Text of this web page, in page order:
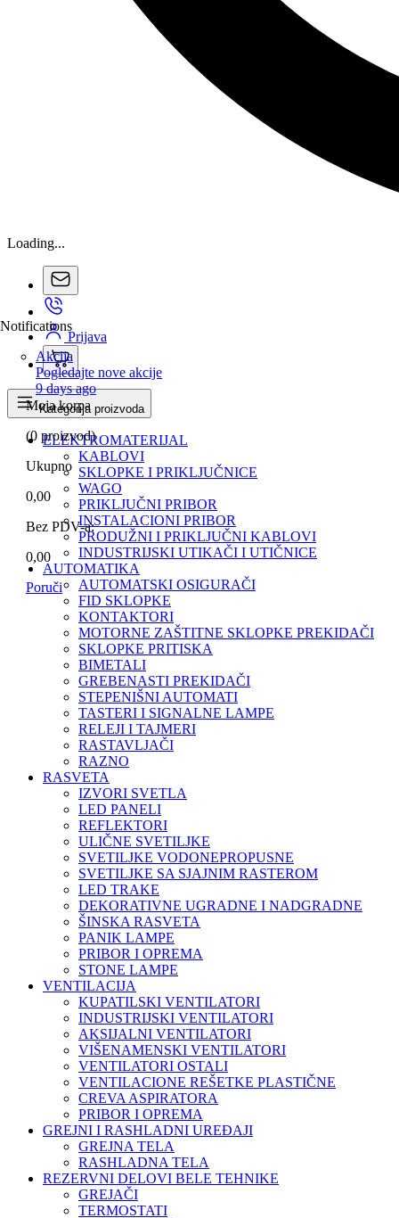
Loading...
Notifications
Akcija
Pogledajte nove akcije
9 days ago
Prijava
Moja korpa
(0 proizvod)
Ukupno
0,00
Bez PDV-a:
0,00
Poruči
Kategorija proizvoda
ELEKTROMATERIJAL
KABLOVI
SKLOPKE I PRIKLJUČNICE
WAGO
PRIKLJUČNI PRIBOR
INSTALACIONI PRIBOR
PRODUŽNI I PRIKLJUČNI KABLOVI
INDUSTRIJSKI UTIKAČI I UTIČNICE
AUTOMATIKA
AUTOMATSKI OSIGURAČI
FID SKLOPKE
KONTAKTORI
MOTORNE ZAŠTITNE SKLOPKE PREKIDAČI
SKLOPKE PRITISKA
BIMETALI
GREBENASTI PREKIDAČI
STEPENIŠNI AUTOMATI
TASTERI I SIGNALNE LAMPE
RELEJI I TAJMERI
RASTAVLJAČI
RAZNO
RASVETA
IZVORI SVETLA
LED PANELI
REFLEKTORI
ULIČNE SVETILJKE
SVETILJKE VODONEPROPUSNE
SVETILJKE SA SJAJNIM RASTEROM
LED TRAKE
DEKORATIVNE UGRADNE I NADGRADNE
ŠINSKA RASVETA
PANIK LAMPE
PRIBOR I OPREMA
STONE LAMPE
VENTILACIJA
KUPATILSKI VENTILATORI
INDUSTRIJSKI VENTILATORI
AKSIJALNI VENTILATORI
VIŠENAMENSKI VENTILATORI
VENTILATORI OSTALI
VENTILACIONE REŠETKE PLASTIČNE
CREVA ASPIRATORA
PRIBOR I OPREMA
GREJNI I RASHLADNI UREĐAJI
GREJNA TELA
RASHLADNA TELA
REZERVNI DELOVI BELE TEHNIKE
GREJAČI
TERMOSTATI